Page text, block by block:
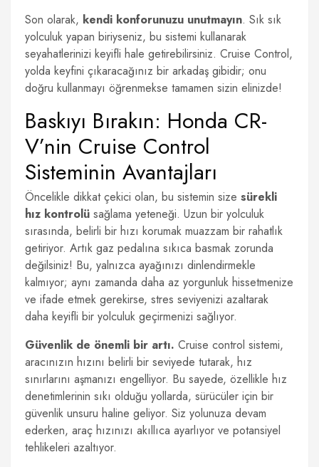
Son olarak, kendi konforunuzu unutmayın. Sık sık
yolculuk yapan biriyseniz, bu sistemi kullanarak
seyahatlerinizi keyifli hale getirebilirsiniz. Cruise Control,
yolda keyfini çıkaracağınız bir arkadaş gibidir; onu
doğru kullanmayı öğrenmekse tamamen sizin elinizde!
Baskıyı Bırakın: Honda CR-
V’nin Cruise Control
Sisteminin Avantajları
Öncelikle dikkat çekici olan, bu sistemin size sürekli
hız kontrolü sağlama yeteneği. Uzun bir yolculuk
sırasında, belirli bir hızı korumak muazzam bir rahatlık
getiriyor. Artık gaz pedalına sıkıca basmak zorunda
değilsiniz! Bu, yalnızca ayağınızı dinlendirmekle
kalmıyor; aynı zamanda daha az yorgunluk hissetmenize
ve ifade etmek gerekirse, stres seviyenizi azaltarak
daha keyifli bir yolculuk geçirmenizi sağlıyor.
Güvenlik de önemli bir artı. Cruise control sistemi,
aracınızın hızını belirli bir seviyede tutarak, hız
sınırlarını aşmanızı engelliyor. Bu sayede, özellikle hız
denetimlerinin sıkı olduğu yollarda, sürücüler için bir
güvenlik unsuru haline geliyor. Siz yolunuza devam
ederken, araç hızınızı akıllıca ayarlıyor ve potansiyel
tehlikeleri azaltıyor.